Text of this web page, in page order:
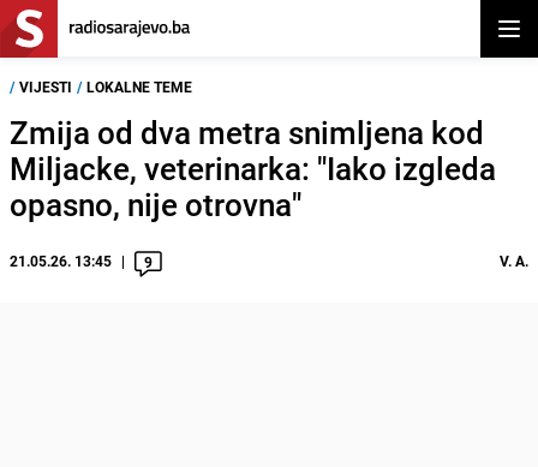
/ VIJESTI / LOKALNE TEME
Zmija od dva metra snimljena kod
Miljacke, veterinarka: "Iako izgleda
opasno, nije otrovna"
21.05.26. 13:45 9 V. A.